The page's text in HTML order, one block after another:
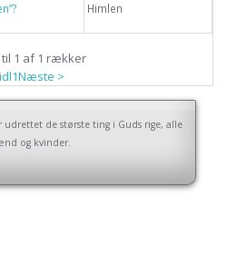
Himlen
til 1 af 1 rækker
1Næste >
de største ting i Guds rige, alle
og kvinder.